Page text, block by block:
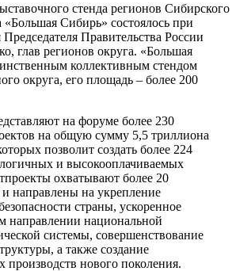
стенда регионов Сибирского
«Большая Сибирь» состоялось при
Председателя Правительства России
глав регионов округа. «Большая
коллективным стендом
округа, его площадь – более 200
на форуме более 230
на общую сумму 5,5 триллиона
позволит создать более 224
и высокооплачиваемых
охватывают более 20
направлены на укрепление
страны, ускоренное
направлении национальной
системы, совершенствование
а также создание
нового поколения.